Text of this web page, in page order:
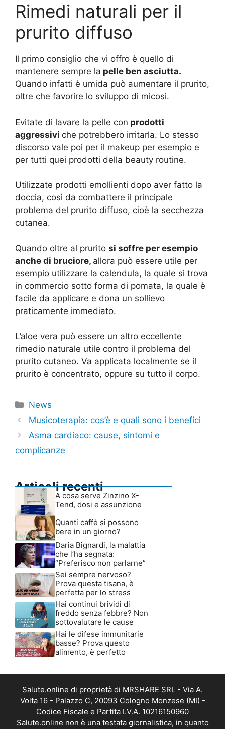
Rimedi naturali per il
prurito diffuso
Il primo consiglio che vi offro è quello di
mantenere sempre la pelle ben asciutta.
Quando infatti è umida può aumentare il prurito,
oltre che favorire lo sviluppo di micosi.
Evitate di lavare la pelle con prodotti
aggressivi che potrebbero irritarla. Lo stesso
discorso vale poi per il makeup per esempio e
per tutti quei prodotti della beauty routine.
Utilizzate prodotti emollienti dopo aver fatto la
doccia, così da combattere il principale
problema del prurito diffuso, cioè la secchezza
cutanea.
Quando oltre al prurito si soffre per esempio
anche di bruciore, allora può essere utile per
esempio utilizzare la calendula, la quale si trova
in commercio sotto forma di pomata, la quale è
facile da applicare e dona un sollievo
praticamente immediato.
L’aloe vera può essere un altro eccellente
rimedio naturale utile contro il problema del
prurito cutaneo. Va applicata localmente se il
prurito è concentrato, oppure su tutto il corpo.
Categorie
News
Musicoterapia: cos’è e quali sono i benefici
Asma cardiaco: cause, sintomi e
complicanze
Articoli recenti
A cosa serve Zinzino X-
Tend, dosi e assunzione
Quanti caffè si possono
bere in un giorno?
Daria Bignardi, la malattia
che l’ha segnata:
“Preferisco non parlarne”
Sei sempre nervoso?
Prova questa tisana, è
perfetta per lo stress
Hai continui brividi di
freddo senza febbre? Non
sottovalutare le cause
Hai le difese immunitarie
basse? Prova questo
alimento, è perfetto
Salute.online di proprietà di MRSHARE SRL - Via A.
Volta 16 - Palazzo C, 20093 Cologno Monzese (MI) -
Codice Fiscale e Partita I.V.A. 10216150960
Salute.online non è una testata giornalistica, in quanto